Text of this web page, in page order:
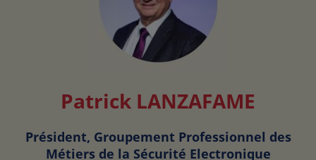
Patrick LANZAFAME
Président, Groupement Professionnel des
Métiers de la Sécurité Electronique